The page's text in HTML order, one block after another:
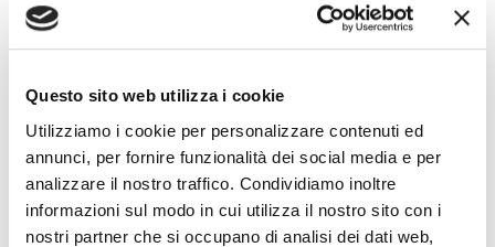
Questo sito web utilizza i cookie
Utilizziamo i cookie per personalizzare contenuti ed
annunci, per fornire funzionalità dei social media e per
analizzare il nostro traffico. Condividiamo inoltre
informazioni sul modo in cui utilizza il nostro sito con i
nostri partner che si occupano di analisi dei dati web,
presenza di questi composti pericolosi.
Un caso simbolo della presenza di queste sostanze
Miteni, accusata di aver contaminato per decenni le
falde acquifere del Veneto, esponendo circa 300.000
persone ai PFAS. La vicenda, nota dal 2013, è esplosa
nel 2017, quando il biomonitoraggio sui giovani ha
rilevato livelli nel sangue fino a 40 volte superiori alla